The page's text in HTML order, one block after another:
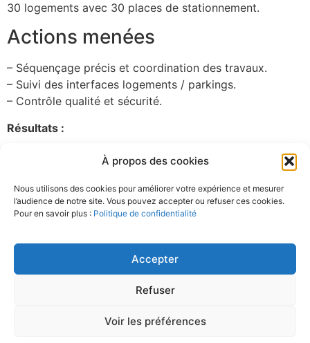
À propos des cookies
Nous utilisons des cookies pour améliorer votre expérience et mesurer
l’audience de notre site. Vous pouvez accepter ou refuser ces cookies.
Pour en savoir plus : Politique de confidentialité
Accepter
Refuser
Voir les préférences
30 logements avec 30 places de stationnement.
Actions menées
– Séquençage précis et coordination des travaux.
– Suivi des interfaces logements / parkings.
– Contrôle qualité et sécurité.
Résultats :
Chantier en cours
Avancement maîtrisé
Vous avez un projet similaire ?
Contactez-nous